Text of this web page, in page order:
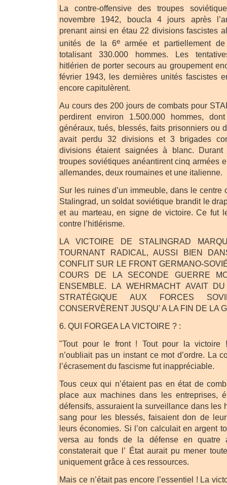
La contre-offensive des troupes
novembre 1942, boucla 4 jours après
prenant ainsi en étau 22 divisions fascistes
unités de la 6earmée et partiellement
totalisant 330.000 hommes. Les
hitlérien de porter secours au groupement
février 1943, les dernières unités fascistes
encore capitulèrent.
Au cours des 200 jours de combats pour
perdirent environ 1.500.000 hommes,
généraux, tués, blessés, faits prisonniers ou
avait perdu 32 divisions et 3 brigades
divisions étaient saignées à blanc. Durant
troupes soviétiques anéantirent cinq armées
allemandes, deux roumaines et une italienne.
Sur les ruines d’un immeuble, dans le centre
Stalingrad, un soldat soviétique brandit le
et au marteau, en signe de victoire. Ce fut
contre l’hitlérisme.
LA VICTOIRE DE STALINGRAD
TOURNANT RADICAL, AUSSI BIEN
CONFLIT SUR LE FRONT GERMANO-
COURS DE LA SECONDE GUERRE
ENSEMBLE. LA WEHRMACHT AVAIT DU
STRATÉGIQUE AUX FORCES
CONSERVÈRENT JUSQU’ A LA FIN DE LA
6. QUI FORGEA LA VICTOIRE ? :
"Tout pour le front ! Tout pour la victoire
n’oubliait pas un instant ce mot d’ordre. La
l’écrasement du fascisme fut inappréciable.
Tous ceux qui n’étaient pas en état de
place aux machines dans les entreprises,
défensifs, assuraient la surveillance dans les
sang pour les blessés, faisaient don de
leurs économies. Si l’on calculait en argent
versa au fonds de la défense en quatre
constaterait que l’ État aurait pu mener
uniquement grâce à ces ressources.
Mais ce n’était pas encore l’essentiel ! La